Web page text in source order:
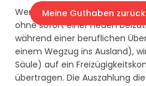
Meine Guthaben
Wenn Sie in der Schweiz eine
ohne sofort einer neuen
während einer beruflichen
einem Wegzug ins Ausland),
Säule) auf ein
übertragen. Die Auszahlung